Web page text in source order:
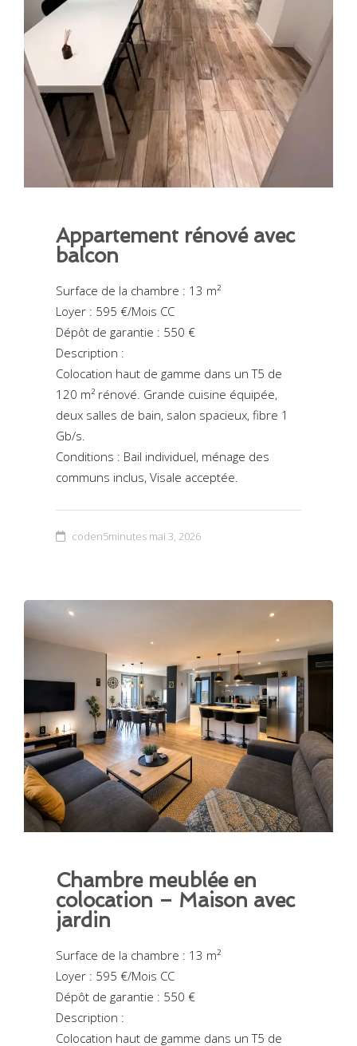
Appartement rénové avec
balcon
Surface de la chambre : 13 m²
Loyer : 595 €/Mois CC
Dépôt de garantie : 550 €
Description :
Colocation haut de gamme dans un T5 de
120 m² rénové. Grande cuisine équipée,
deux salles de bain, salon spacieux, fibre 1
Gb/s.
Conditions : Bail individuel, ménage des
communs inclus, Visale acceptée.
coden5minutes mai 3, 2026
Chambre meublée en
colocation – Maison avec
jardin
Surface de la chambre : 13 m²
Loyer : 595 €/Mois CC
Dépôt de garantie : 550 €
Description :
Colocation haut de gamme dans un T5 de